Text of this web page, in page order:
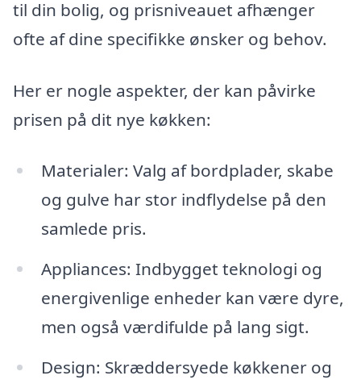
til din bolig, og prisniveauet afhænger
ofte af dine specifikke ønsker og behov.
Her er nogle aspekter, der kan påvirke
prisen på dit nye køkken:
Materialer: Valg af bordplader, skabe
og gulve har stor indflydelse på den
samlede pris.
Appliances: Indbygget teknologi og
energivenlige enheder kan være dyre,
men også værdifulde på lang sigt.
Design: Skræddersyede køkkener og